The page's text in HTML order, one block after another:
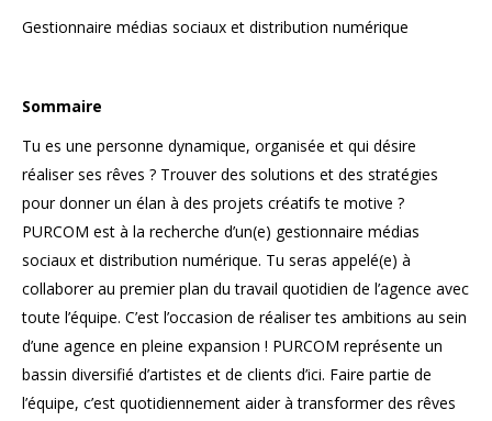
Gestionnaire médias sociaux et distribution numérique
Sommaire
Tu es une personne dynamique, organisée et qui désire
réaliser ses rêves ? Trouver des solutions et des stratégies
pour donner un élan à des projets créatifs te motive ?
PURCOM est à la recherche d’un(e) gestionnaire médias
sociaux et distribution numérique. Tu seras appelé(e) à
collaborer au premier plan du travail quotidien de l’agence avec
toute l’équipe. C’est l’occasion de réaliser tes ambitions au sein
d’une agence en pleine expansion ! PURCOM représente un
bassin diversifié d’artistes et de clients d’ici. Faire partie de
l’équipe, c’est quotidiennement aider à transformer des rêves